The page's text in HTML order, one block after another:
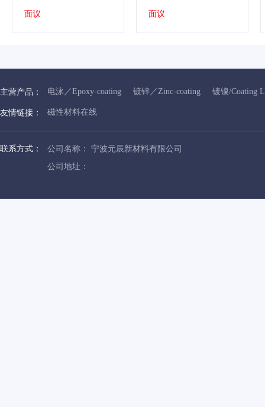
面议 面议
主营产品： 电泳／Epoxy-coating 镀锌／Zinc-coating 镀镍/Coating
友情链接： 磁性材料在线
联系方式：
公司名称： 宁波元辰新材料有限公司
公司地址：